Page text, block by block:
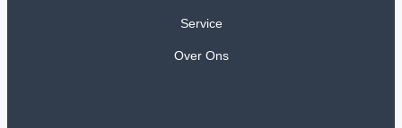
Service
Over Ons